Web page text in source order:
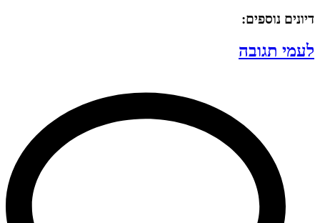
דיונים נוספים:
לעמי תגובה